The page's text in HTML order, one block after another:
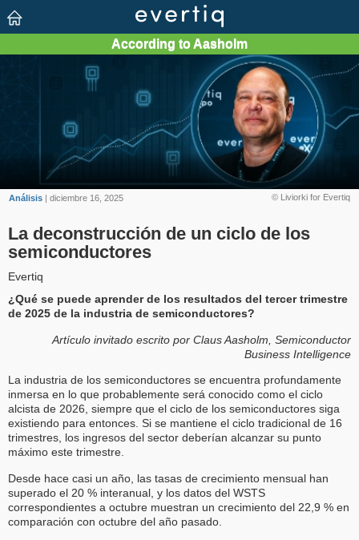
© Liviorki for Evertiq
Análisis | diciembre 16, 2025
La deconstrucción de un ciclo de los
semiconductores
Evertiq
¿Qué se puede aprender de los resultados del tercer trimestre
de 2025 de la industria de semiconductores?
Artículo invitado escrito por Claus Aasholm, Semiconductor
Business Intelligence
La industria de los semiconductores se encuentra profundamente
inmersa en lo que probablemente será conocido como el ciclo
alcista de 2026, siempre que el ciclo de los semiconductores siga
existiendo para entonces. Si se mantiene el ciclo tradicional de 16
trimestres, los ingresos del sector deberían alcanzar su punto
máximo este trimestre.
Desde hace casi un año, las tasas de crecimiento mensual han
superado el 20 % interanual, y los datos del WSTS
correspondientes a octubre muestran un crecimiento del 22,9 % en
comparación con octubre del año pasado.